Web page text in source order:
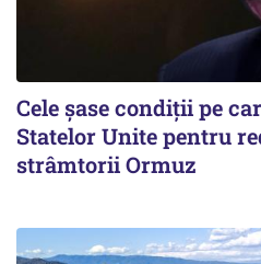
Cele șase condiții pe
Statelor Unite pentru
strâmtorii Ormuz